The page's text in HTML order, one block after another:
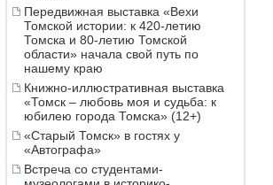
Передвижная выставка «Вехи
Томской истории: к 420-летию
Томска и 80-летию Томской
области» начала свой путь по
нашему краю
Книжно-иллюстративная выставка
«Томск – любовь моя и судьба: к
юбилею города Томска» (12+)
«Старый Томск» в гостях у
«Автографа»
Встреча со студентами-